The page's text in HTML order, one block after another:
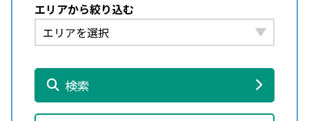
エリアから絞り込む
検索